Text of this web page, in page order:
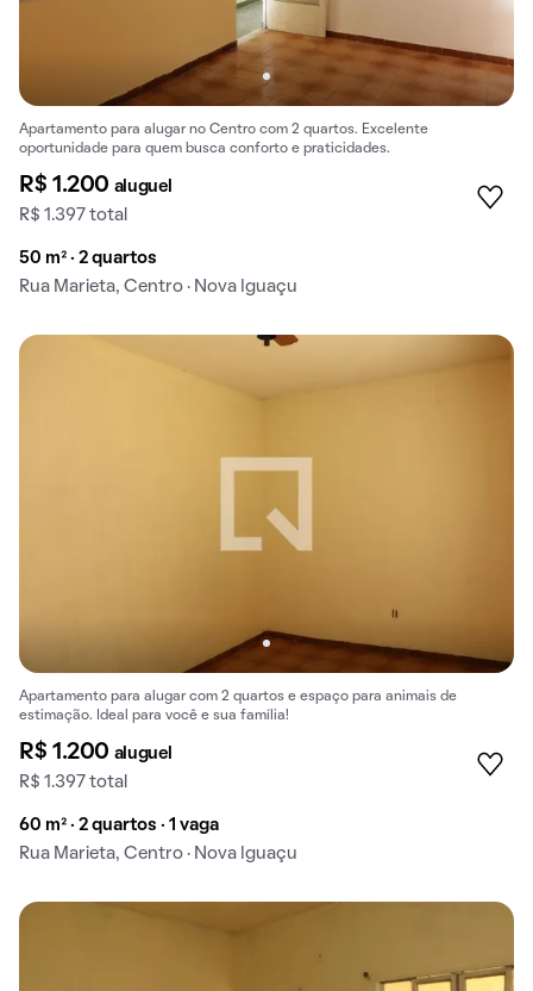
Apartamento para alugar no Centro com 2 quartos. Excelente
oportunidade para quem busca conforto e praticidades.
R$ 1.200 aluguel
R$ 1.397 total
50 m² · 2 quartos
Rua Marieta, Centro · Nova Iguaçu
Apartamento para alugar com 2 quartos e espaço para animais de
estimação. Ideal para você e sua família!
R$ 1.200 aluguel
R$ 1.397 total
60 m² · 2 quartos · 1 vaga
Rua Marieta, Centro · Nova Iguaçu